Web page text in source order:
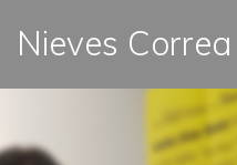
Nieves Correa